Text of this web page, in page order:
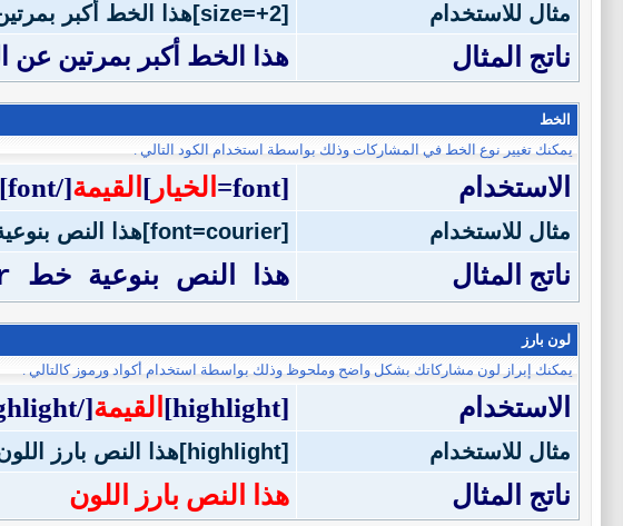
مثال للاستخدام [size=+2]هذا الخط أكبر بمرتين عن الخط العادي[/size]
ناتج المثال هذا الخط أكبر بمرتين عن
الخط
يمكنك تغيير نوع الخط في المشاركات وذلك بواسطة استخدام الكود التالي .
الاستخدام [font= الخيار ] القيمة[/font]
مثال للاستخدام [font=courier]هذا النص بنوعية خط courier[/font]
ناتج المثال هذا النص بنوعية خط courier
لون بارز
يمكنك إبراز لون مشاركاتك بشكل واضح وملحوظ وذلك بواسطة استخدام أكواد ورموز كالتالي .
الاستخدام [highlight] القيمة[/highlight]
مثال للاستخدام [highlight]هذا النص بارز اللون[/highlight]
ناتج المثال هذا النص بارز اللون